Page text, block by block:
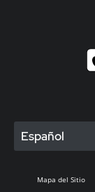
Español
Mapa del Sitio